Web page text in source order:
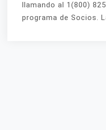
llamando al 1(800)
programa de Socios.